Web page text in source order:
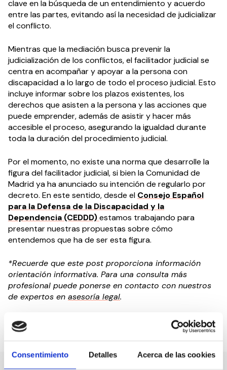
Consentimiento Detalles Acerca de las cookies
clave en la búsqueda de un entendimiento y acuerdo
entre las partes, evitando así la necesidad de judicializar
el conflicto.
Mientras que la mediación busca prevenir la
judicialización de los conflictos, el facilitador judicial se
centra en acompañar y apoyar a la persona con
discapacidad a lo largo de todo el proceso judicial. Esto
incluye informar sobre los plazos existentes, los
derechos que asisten a la persona y las acciones que
puede emprender, además de asistir y hacer más
accesible el proceso, asegurando la igualdad durante
toda la duración del procedimiento judicial.
Por el momento, no existe una norma que desarrolle la
figura del facilitador judicial, si bien la Comunidad de
Madrid ya ha anunciado su intención de regularlo por
decreto. En este sentido, desde el Consejo Español
para la Defensa de la Discapacidad y la
Dependencia (CEDDD)estamos trabajando para
presentar nuestras propuestas sobre cómo
entendemos que ha de ser esta figura.
*Recuerde que este post proporciona información
orientación informativa. Para una consulta más
profesional puede ponerse en contacto con nuestros
de expertos en asesoría legal.
Compartir en: